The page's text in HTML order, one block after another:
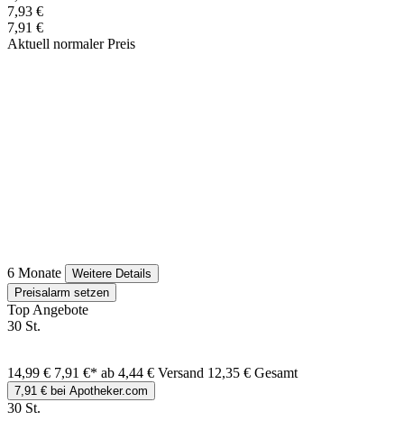
7,93 €
7,91 €
Aktuell normaler Preis
6 Monate
Weitere Details
Preisalarm setzen
Top Angebote
30 St.
14,99 € 7,91 €* ab 4,44 € Versand 12,35 € Gesamt
7,91 € bei Apotheker.com
30 St.